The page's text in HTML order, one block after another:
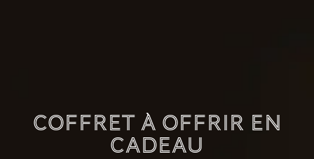
Coffret à offrir en
cadeau